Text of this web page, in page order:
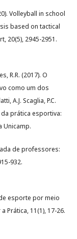
Volleyball in school
based on tactical
20(5), 2945-2951.
R.R. (2017). O
como um dos
A.J. Scaglia, P.C.
da prática esportiva:
Unicamp.
de professores:
932.
de esporte por meio
Prática, 11(1), 17-26.